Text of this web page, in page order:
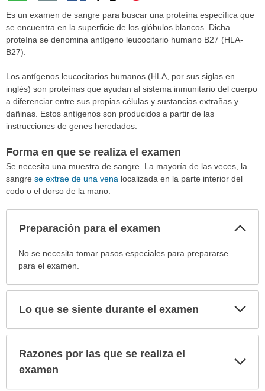
Es un examen de sangre para buscar una proteína específica que
se encuentra en la superficie de los glóbulos blancos. Dicha
proteína se denomina antígeno leucocitario humano B27 (HLA-
B27).
Los antígenos leucocitarios humanos (HLA, por sus siglas en
inglés) son proteínas que ayudan al sistema inmunitario del cuerpo
a diferenciar entre sus propias células y sustancias extrañas y
dañinas. Estos antígenos son producidos a partir de las
instrucciones de genes heredados.
Forma en que se realiza el examen
Se necesita una muestra de sangre. La mayoría de las veces, la
sangre se extrae de una vena localizada en la parte interior del
codo o el dorso de la mano.
Preparación para el examen
Preparación
para
examen
sido
extendido.
No se necesita tomar pasos especiales para prepararse
para el examen.
Lo que se siente durante el examen
Razones por las que se realiza el
examen